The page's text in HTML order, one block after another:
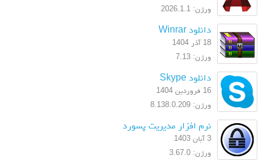
ورژن: 2026.1.1
دانلود Winrar
18 آذر 1404
ورژن: 7.13
دانلود Skype
16 فروردین 1404
ورژن: 8.138.0.209
نرم افزار مدیریت پسورد
3 آبان 1403
ورژن: 3.67.0